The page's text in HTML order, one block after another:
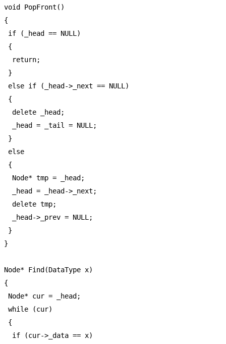
void PopFront()
{
  if (_head == NULL)
  {
   return;
  }
  else if (_head->_next == NULL)
  {
   delete _head;
   _head = _tail = NULL;
  }
  else
  {
   Node* tmp = _head;
   _head = _head->_next;
   delete tmp;
   _head->_prev = NULL;
  }
}
Node* Find(DataType x)
{
  Node* cur = _head;
  while (cur)
  {
   if (cur->_data == x)